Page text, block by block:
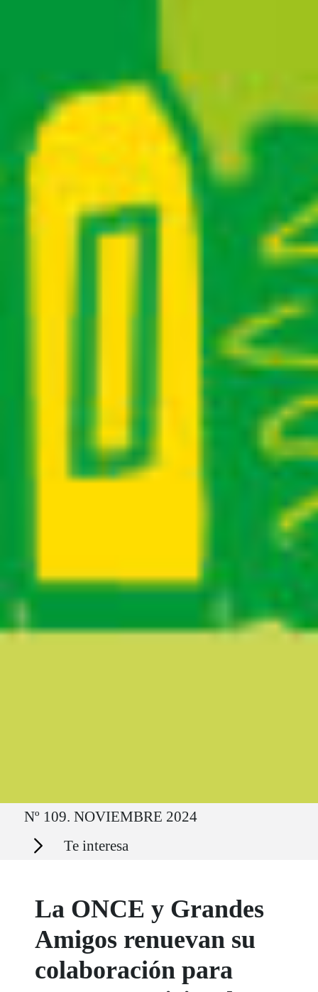
Ruta del sitio
Nº 109. NOVIEMBRE 2024
Secciones Te interesa
La ONCE y Grandes
Amigos renuevan su
colaboración para